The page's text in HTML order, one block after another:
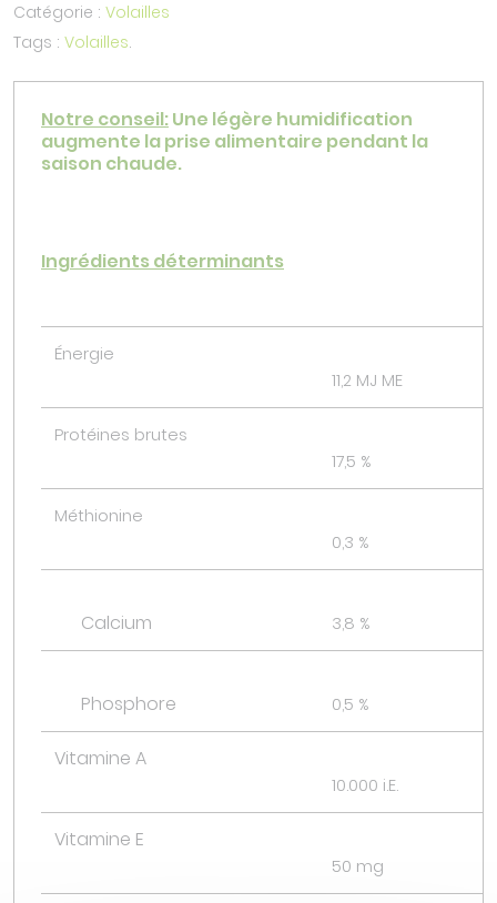
Catégorie : Volailles
Tags : Volailles.
Notre conseil:Une légère humidification
augmente la prise alimentaire pendant la
saison chaude.
Ingrédients déterminants
Énergie
11,2 MJ ME
Protéines brutes
17,5 %
Méthionine
0,3 %
Calcium 3,8 %
Phosphore 0,5 %
Vitamine A
10.000 i.E.
Vitamine E
50 mg